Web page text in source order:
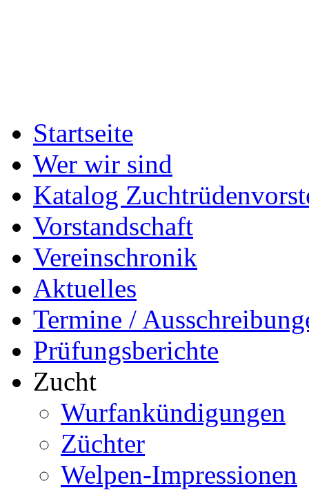
Startseite
Wer wir sind
Katalog
Vorstandschaft
Vereinschronik
Aktuelles
Termine /
Prüfungsberichte
Zucht
Wurfankündigungen
Züchter
Welpen-Impressionen